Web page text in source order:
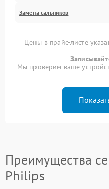
Замена сальников
Цены в прайс-листе
Мы проверим ваше
Преимущества
Philips